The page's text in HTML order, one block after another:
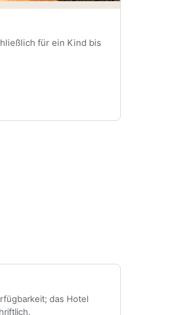
für ein Kind bis
das Hotel